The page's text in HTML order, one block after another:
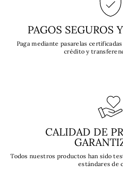
PAGOS SEGUROS
Paga mediante pasarelas
crédito y
CALIDAD DE
Todos nuestros productos han sido
estándares de